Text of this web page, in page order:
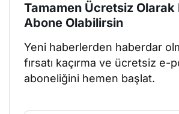
Tamamen Ücretsiz Olarak
Abone Olabilirsin
Yeni haberlerden haberdar
fırsatı kaçırma ve ücretsiz e-
aboneliğini hemen başlat.